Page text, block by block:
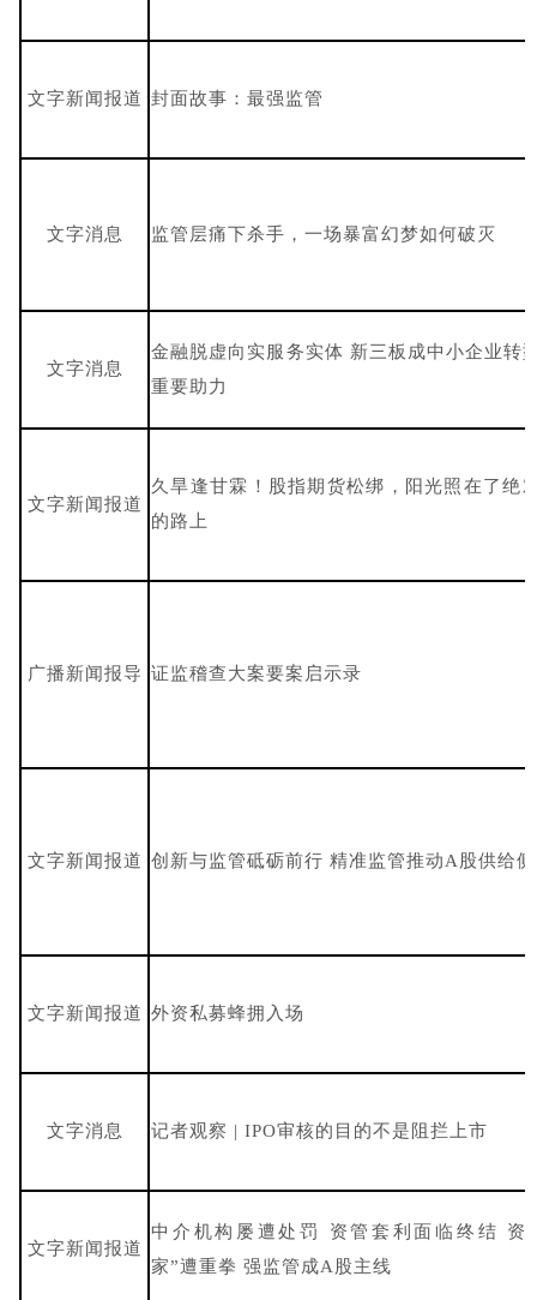
文字新闻报道 封面故事：最强监管
文字消息 监管层痛下杀手，一场暴富幻梦如何破灭
文字消息
金融脱虚向实服务实体 新三板成中小企业转
重要助力
文字新闻报道
久旱逢甘霖！股指期货松绑，阳光照在了绝
的路上
广播新闻报导 证监稽查大案要案启示录
文字新闻报道 创新与监管砥砺前行 精准监管推动A股供给
文字新闻报道 外资私募蜂拥入场
文字消息 记者观察 | IPO审核的目的不是阻拦上市
文字新闻报道
中介机构屡遭处罚 资管套利面临终结 资
家”遭重拳 强监管成A股主线